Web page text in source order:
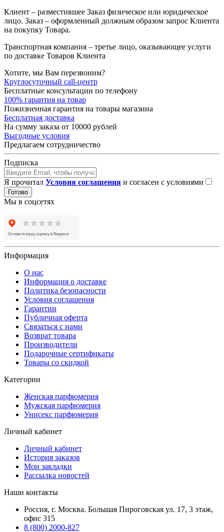
Клиент – разместившее Заказ физическое или юридическое
лицо. Заказ – оформленный должным образом запрос Клиента
на покупку Товара.
Транспортная компания – третье лицо, оказывающее услуги
по доставке Товаров Клиента
Хотите, мы Вам перезвоним?
Круглосуточный call-центр
Бесплатные консультации по телефону
100% гарантия на товар
Пожизненная гарантия на товары магазина
Бесплатная доставка
На сумму заказа от 10000 рублей
Выгодные условия
Предлагаем сотрудничество
Подписка
Я прочитал Условия соглашения и согласен с условиями
Готово
Мы в соцсетях
Информация
О нас
Информация о доставке
Политика безопасности
Условия соглашения
Гарантии
Публичная оферта
Связаться с нами
Возврат товара
Производители
Подарочные сертификаты
Товары со скидкой
Категории
Женская парфюмерия
Мужская парфюмерия
Унисекс парфюмерия
Личный кабинет
Личный кабинет
История заказов
Мои закладки
Рассылка новостей
Наши контакты
Россия, г. Москва. Большая Пироговская ул. 17, 3 этаж,
офис 315
8 (800) 2000-827